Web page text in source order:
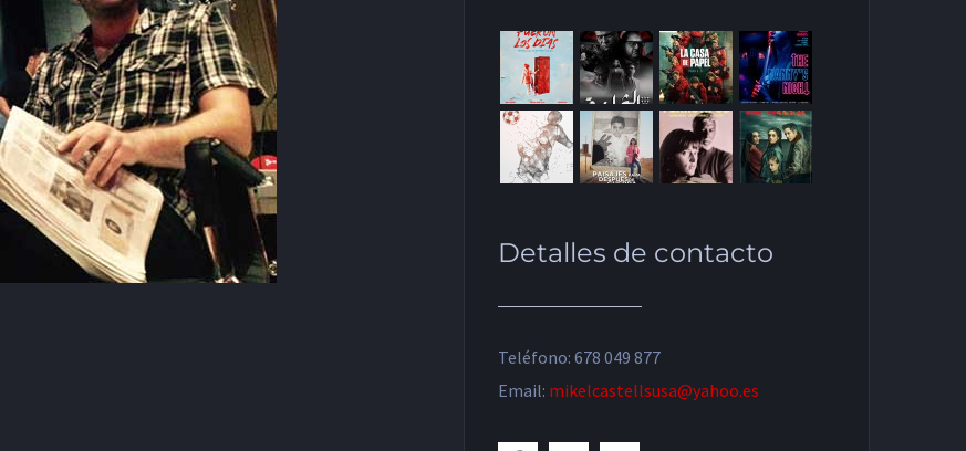
Detalles de contacto
Teléfono: 678 049 877
Email: mikelcastellsusa@yahoo.es